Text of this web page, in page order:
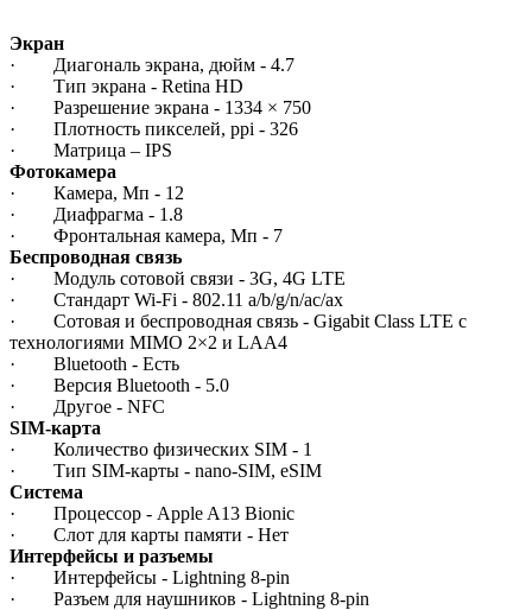
Экран
· Диагональ экрана, дюйм - 4.7
· Тип экрана - Retina HD
· Разрешение экрана - 1334 × 750
· Плотность пикселей, ppi - 326
· Матрица – IPS
Фотокамера
· Камера, Мп - 12
· Диафрагма - 1.8
· Фронтальная камера, Мп - 7
Беспроводная связь
· Модуль сотовой связи - 3G, 4G LTE
· Стандарт Wi-Fi - 802.11 a/b/g/n/ac/ax
· Сотовая и беспроводная связь - Gigabit Class LTE с
технологиями MIMO 2×2 и LAA4
· Bluetooth - Есть
· Версия Bluetooth - 5.0
· Другое - NFC
SIM-карта
· Количество физических SIM - 1
· Тип SIM-карты - nano-SIM, eSIM
Система
· Процессор - Apple A13 Bionic
· Слот для карты памяти - Нет
Интерфейсы и разъемы
· Интерфейсы - Lightning 8-pin
· Разъем для наушников - Lightning 8-pin